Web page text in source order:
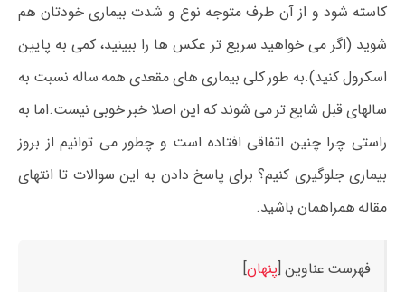
کاسته شود و از آن طرف متوجه نوع و شدت بیماری خودتان هم
شوید (اگر می خواهید سریع تر عکس ها را ببینید، کمی به پایین
اسکرول کنید).به طور کلی بیماری های مقعدی همه ساله نسبت به
سالهای قبل شایع تر می شوند که این اصلا خبر خوبی نیست.اما به
راستی چرا چنین اتفاقی افتاده است و چطور می توانیم از بروز
بیماری جلوگیری کنیم؟ برای پاسخ دادن به این سوالات تا انتهای
مقاله همراهمان باشید.
فهرست عناوین [پنهان]